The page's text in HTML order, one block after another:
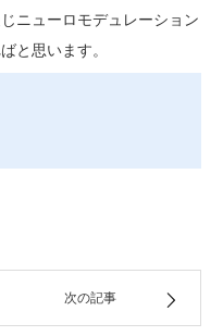
ニューロモデュレーション
と思います。
次の記事
病）